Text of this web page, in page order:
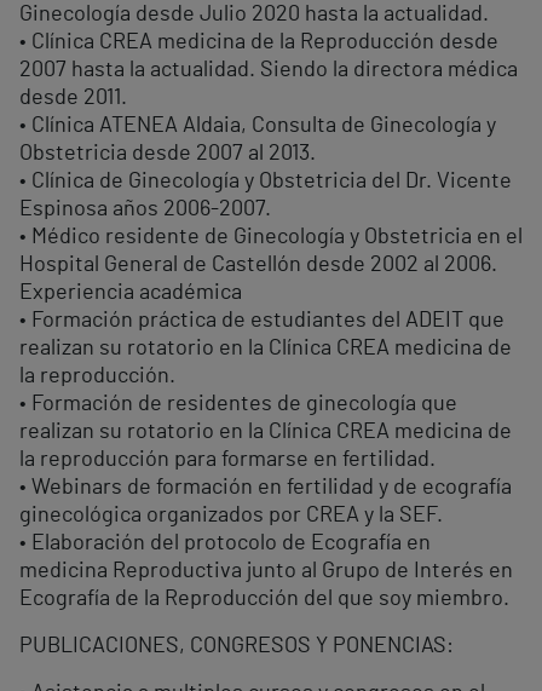
Ginecología desde Julio 2020 hasta la actualidad.
• Clínica CREA medicina de la Reproducción desde
2007 hasta la actualidad. Siendo la directora médica
desde 2011.
• Clínica ATENEA Aldaia, Consulta de Ginecología y
Obstetricia desde 2007 al 2013.
• Clínica de Ginecología y Obstetricia del Dr. Vicente
Espinosa años 2006-2007.
• Médico residente de Ginecología y Obstetricia en el
Hospital General de Castellón desde 2002 al 2006.
Experiencia académica
• Formación práctica de estudiantes del ADEIT que
realizan su rotatorio en la Clínica CREA medicina de
la reproducción.
• Formación de residentes de ginecología que
realizan su rotatorio en la Clínica CREA medicina de
la reproducción para formarse en fertilidad.
• Webinars de formación en fertilidad y de ecografía
ginecológica organizados por CREA y la SEF.
• Elaboración del protocolo de Ecografía en
medicina Reproductiva junto al Grupo de Interés en
Ecografía de la Reproducción del que soy miembro.
PUBLICACIONES, CONGRESOS Y PONENCIAS: